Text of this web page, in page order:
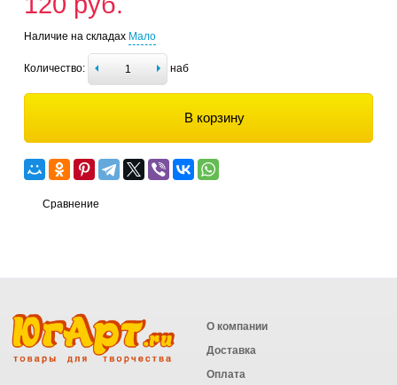
Наличие на складах Мало
Количество: наб
В корзину
Сравнение
О компании
Доставка
Оплата